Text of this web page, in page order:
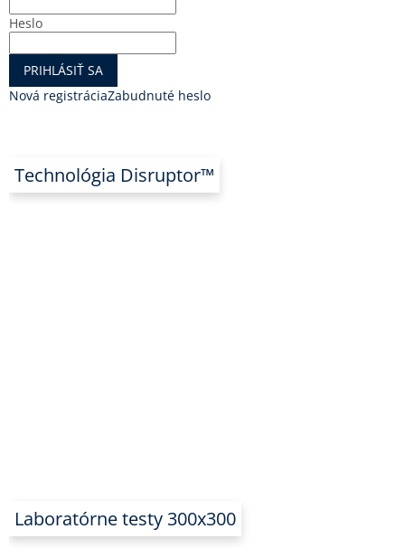
Heslo
PRIHLÁSIŤ SA
Nová registráciaZabudnuté heslo
Technológia Disruptor™
Laboratórne testy 300x300